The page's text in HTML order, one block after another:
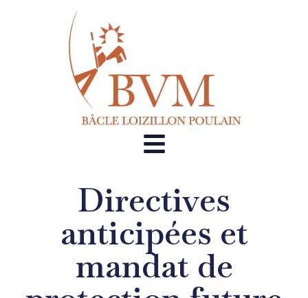
Directives
anticipées et
mandat de